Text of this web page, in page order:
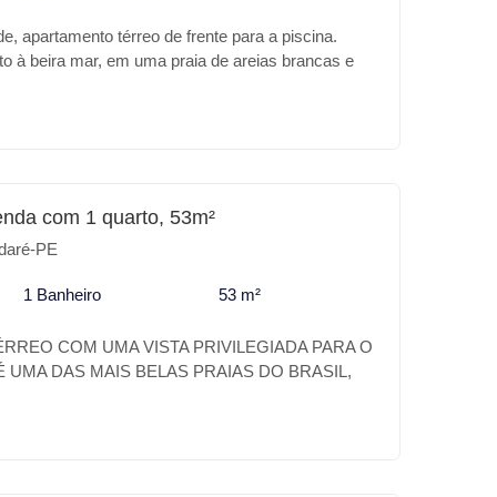
apartamento térreo de frente para a piscina.
à beira mar, em uma praia de areias brancas e
de Carneiros. A Carneiros Prime Imobiliária
Gourmet * Salão de jogos * Churrasqueira *
Para o seu lazer ou para investimento a
melhor lugar.
com 1 quarto, 53m²
PE
1 Banheiro 53 m²
COM UMA VISTA PRIVILEGIADA PARA O
UMA DAS MAIS BELAS PRAIAS DO BRASIL,
CARNEIROS É UM VERDADEIRO